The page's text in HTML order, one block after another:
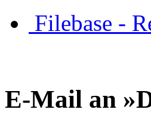
Filebase -
E-Mail an